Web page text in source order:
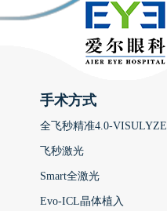
手术方式
全飞秒精准4.0-VISULYZE
飞秒激光
Smart全激光
Evo-ICL晶体植入